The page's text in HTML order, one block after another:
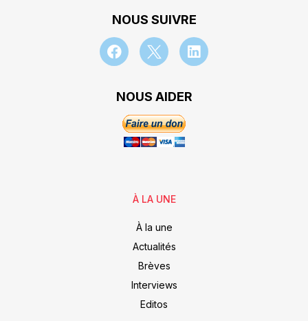
NOUS SUIVRE
NOUS AIDER
À LA UNE
À la une
Actualités
Brèves
Interviews
Editos